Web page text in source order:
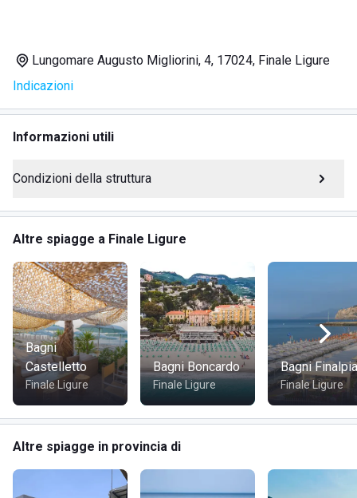
bambini in acqua.
SERVIZI
Gestione familiare
postazioni
Assistenza bagnanti (presenza indicata di 2 bagnini)
Accesso animali
Bar
Ristorazione
Pizzeria
Terrazza
RISTORAZIONE
Sono presenti bar, ristorazione e pizzeria, con spazio
DOVE SI TROVA
Lungomare Augusto Migliorini, 4, 17024 Finale Ligure (SV),
Lungomare Augusto Migliorini, 4, 17024, Finale Ligure
Indicazioni
Informazioni utili
Condizioni della struttura
Altre spiagge a Finale Ligure
Bagni
Castelletto
Finale Ligure
Bagni Boncardo
Finale Ligure
Bagni Finalpia
Finale Ligure
Altre spiagge in provincia di